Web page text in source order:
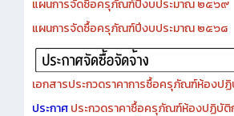
แผนการจัดซื้อครุภัณฑ์ปีงบประมาณ ๒๕๖๙
แผนการจัดซื้อครุภัณฑ์ปีงบประมาณ ๒๕๖๘
เอกสารประกวดราคาการซื้อครุภัณฑ์ห้องป